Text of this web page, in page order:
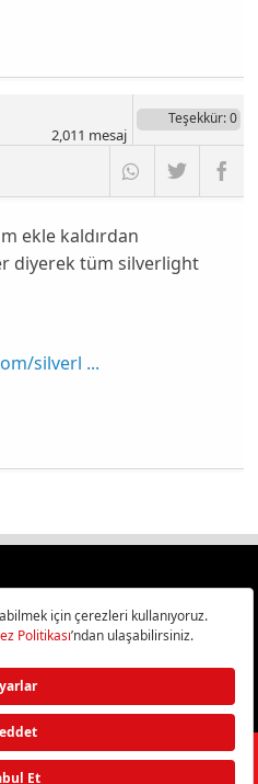
Teşekkür: 0
2,011 mesaj
ekle kaldırdan
diyerek tüm silverlight
silverl ...
Türkiye
CHIP Online’da!
ve Pazarlama A.Ş./ Tüm hakları